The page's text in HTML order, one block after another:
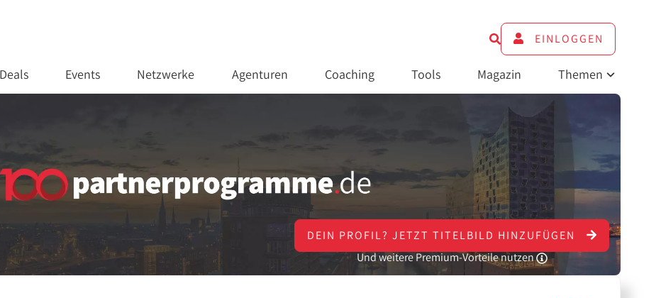
EINLOGGEN
Deals Events Netzwerke Agenturen Coaching Tools Magazin Themen
DEIN PROFIL? JETZT TITELBILD HINZUFÜGEN
Und weitere Premium-Vorteile nutzen